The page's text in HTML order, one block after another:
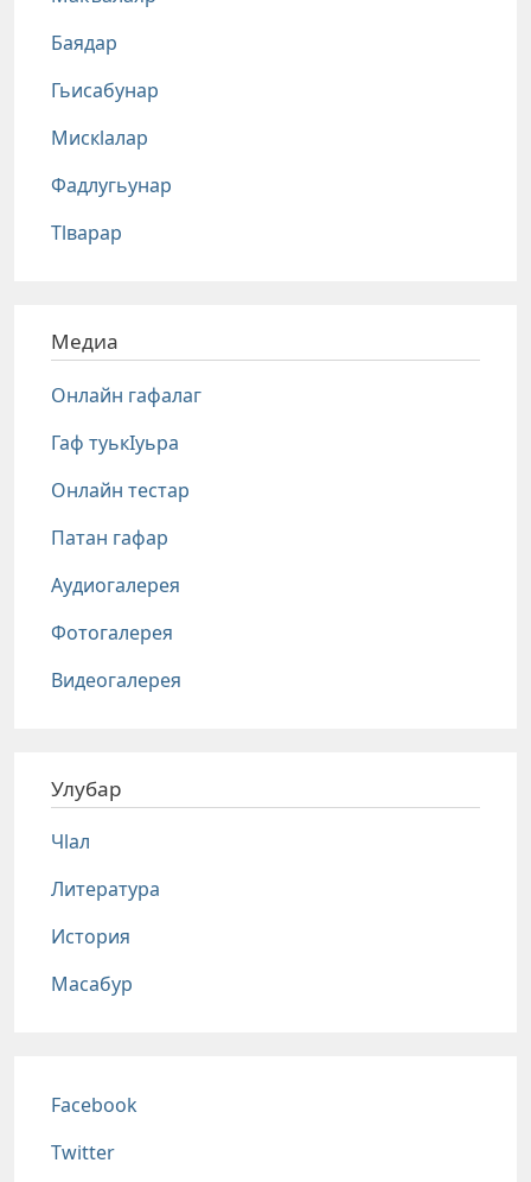
Баядар
Гьисабунар
Мискlалар
Фадлугьунар
Тlварар
Медиа
Онлайн гафалаг
Гаф туькIуьра
Онлайн тестар
Патан гафар
Аудиогалерея
Фотогалерея
Видеогалерея
Улубар
Чlал
Литература
История
Масабур
Соц сети
Facebook
Twitter